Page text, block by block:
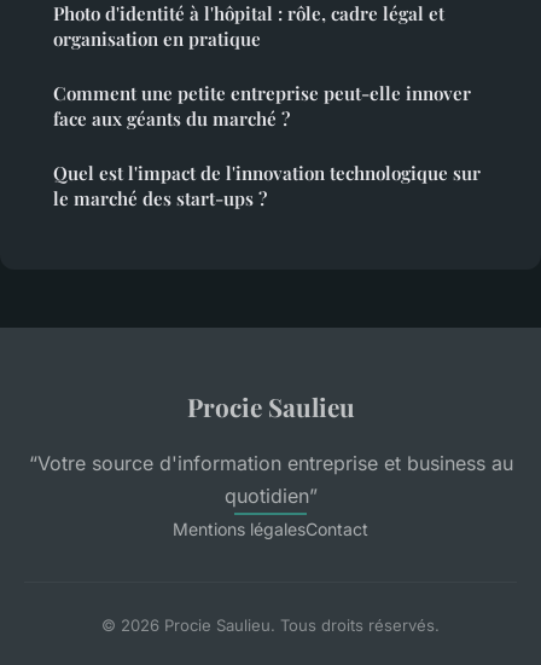
Photo d'identité à l'hôpital : rôle, cadre légal et
organisation en pratique
Comment une petite entreprise peut-elle innover
face aux géants du marché ?
Quel est l'impact de l'innovation technologique sur
le marché des start-ups ?
Procie Saulieu
“Votre source d'information entreprise et business au
quotidien”
Mentions légalesContact
© 2026 Procie Saulieu. Tous droits réservés.